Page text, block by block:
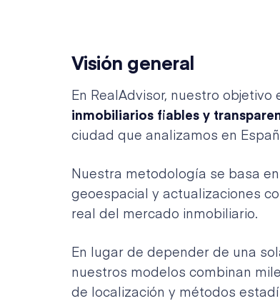
Visión general
En RealAdvisor, nuestro
inmobiliarios fiables y
ciudad que analizamos en
Nuestra metodología se basa
geoespacial y actualizaciones
real del mercado inmobiliario.
En lugar de depender de una
nuestros modelos combinan
de localización y métodos